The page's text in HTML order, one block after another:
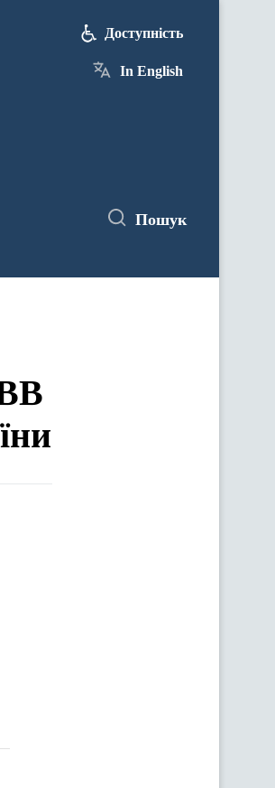
Доступність
In English
Пошук
Верховної Ради України